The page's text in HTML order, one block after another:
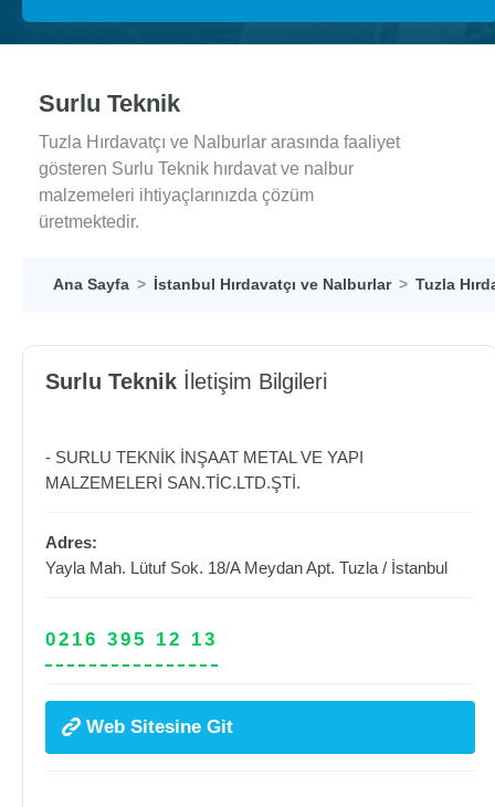
Surlu Teknik
Tuzla Hırdavatçı ve Nalburlar arasında faaliyet
gösteren Surlu Teknik hırdavat ve nalbur
malzemeleri ihtiyaçlarınızda çözüm
üretmektedir.
Ana Sayfa İstanbul Hırdavatçı ve Nalburlar Tuzla
Surlu Teknik İletişim Bilgileri
- SURLU TEKNİK İNŞAAT METAL VE YAPI
MALZEMELERİ SAN.TİC.LTD.ŞTİ.
Adres:
Yayla Mah. Lütuf Sok. 18/A Meydan Apt. Tuzla / İstanbul
0216 395 12 13
Web Sitesine Git